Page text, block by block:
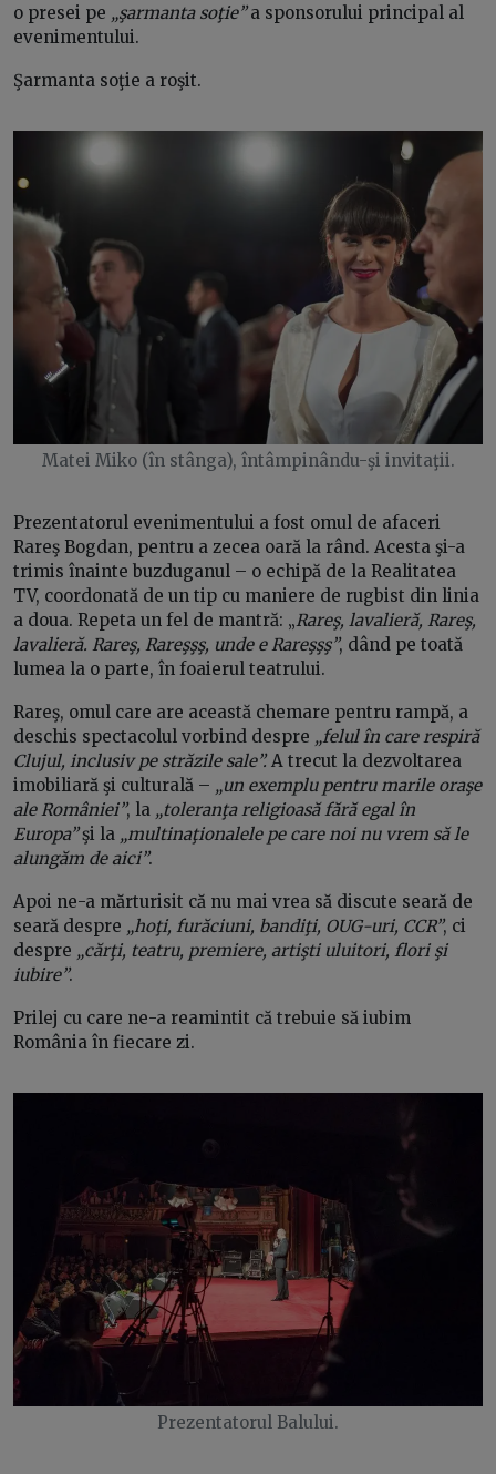
o presei pe „şarmanta soţie”a sponsorului principal al
evenimentului.
Şarmanta soţie a roşit.
Matei Miko (în stânga), întâmpinându-şi invitaţii.
Prezentatorul evenimentului a fost omul de afaceri
Rareş Bogdan, pentru a zecea oară la rând. Acesta şi-a
trimis înainte buzduganul – o echipă de la Realitatea
TV, coordonată de un tip cu maniere de rugbist din linia
a doua. Repeta un fel de mantră: „Rareş, lavalieră, Rareş,
lavalieră. Rareş, Rareşşş, unde e Rareşşş”, dând pe toată
lumea la o parte, în foaierul teatrului.
Rareş, omul care are această chemare pentru rampă, a
deschis spectacolul vorbind despre „felul în care respiră
Clujul, inclusiv pe străzile sale”. A trecut la dezvoltarea
imobiliară şi culturală – „un exemplu pentru marile oraşe
ale României”, la „toleranţa religioasă fără egal în
Europa”şi la „multinaţionalele pe care noi nu vrem să le
alungăm de aici”.
Apoi ne-a mărturisit că nu mai vrea să discute seară de
seară despre „hoţi, furăciuni, bandiţi, OUG-uri, CCR”, ci
despre „cărţi, teatru, premiere, artişti uluitori, flori şi
iubire”.
Prilej cu care ne-a reamintit că trebuie să iubim
România în fiecare zi.
Prezentatorul Balului.